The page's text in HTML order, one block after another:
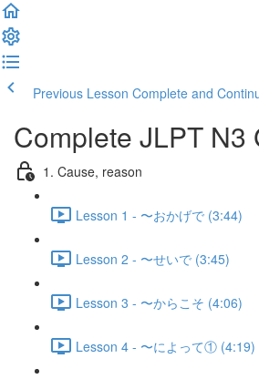
Previous Lesson Complete and
Complete JLPT N3
1. Cause, reason
Lesson 1 - 〜おかげで (3:44)
Lesson 2 - 〜せいで (3:45)
Lesson 3 - 〜からこそ (4:06)
Lesson 4 - 〜によって① (4:19)